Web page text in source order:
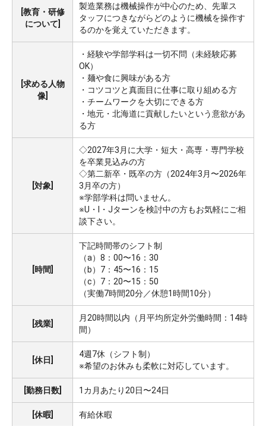
[教育・研修
について]
製造業務は機械操作が中心のため、先輩ス
タッフにつきながらどのように機械を操作す
るのかを覚えていただきます。
[求める人物
像]
・経験や学部学科は一切不問（未経験応募
OK）
・麺や食に興味がある方
・コツコツと真面目に仕事に取り組める方
・チームワークを大切にできる方
・地元・北海道に貢献したいという意欲があ
る方
[対象]
◇2027年3月に大学・短大・高専・専門学校
を卒業見込みの方
◇第二新卒・既卒の方（2024年3月〜2026年
3月卒の方）
※学部学科は問いません。
※U・I・Jターンを検討中の方もお気軽にご相
談下さい。
[時間]
下記時間帯のシフト制
（a）8：00〜16：30
（b）7：45〜16：15
（c）7：20〜15：50
（実働7時間20分／休憩1時間10分）
[残業]
月20時間以内（月平均所定外労働時間：14時
間）
[休日]
4週7休（シフト制）
※希望のお休みも柔軟に対応しています。
[勤務日数] 1カ月あたり20日〜24日
[休暇] 有給休暇